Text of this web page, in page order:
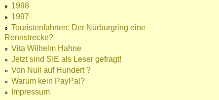
1998
1997
Touristenfahrten: Der Nürburgring eine
Rennstrecke?
Vita Wilhelm Hahne
Jetzt sind SIE als Leser gefragt!
Von Null auf Hundert ?
Warum kein PayPal?
Impressum